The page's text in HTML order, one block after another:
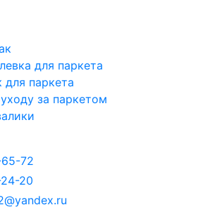
для паркета
паркета
за паркетом
72
20